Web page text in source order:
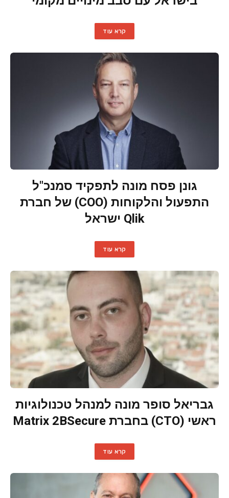
קרא עוד
גונן פסח מונה לתפקיד סמנכ"ל
התפעול והלקוחות (COO) של חברת
Qlik ישראל
קרא עוד
גבריאל סופר מונה למנהל טכנולוגיות
ראשי (CTO) בחברת Matrix 2BSecure
קרא עוד